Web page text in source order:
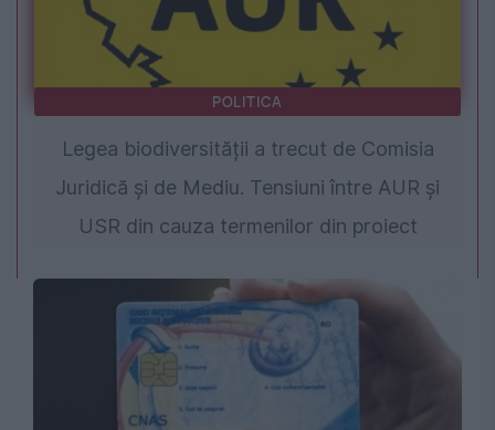
POLITICA
Legea biodiversității a trecut de Comisia
Juridică și de Mediu. Tensiuni între AUR și
USR din cauza termenilor din proiect